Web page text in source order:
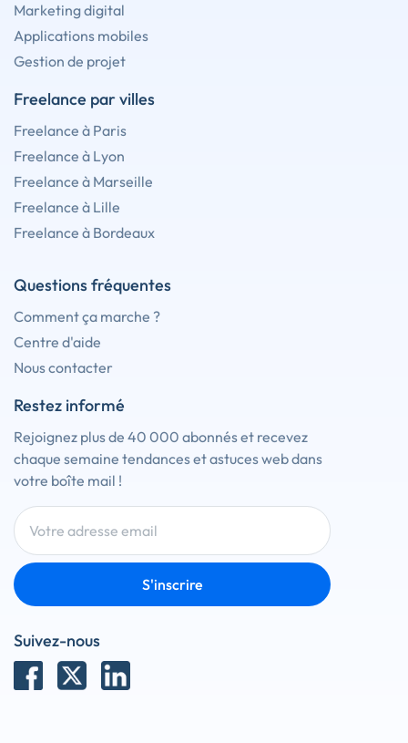
Marketing digital
Applications mobiles
Gestion de projet
Freelance par villes
Freelance à Paris
Freelance à Lyon
Freelance à Marseille
Freelance à Lille
Freelance à Bordeaux
Questions fréquentes
Comment ça marche ?
Centre d'aide
Nous contacter
Restez informé
Rejoignez plus de 40 000 abonnés et recevez
chaque semaine tendances et astuces web dans
votre boîte mail !
S'inscrire
Suivez-nous